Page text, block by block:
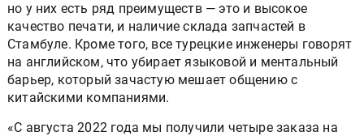
но у них есть ряд преимуществ — это и высокое
качество печати, и наличие склада запчастей в
Стамбуле. Кроме того, все турецкие инженеры говорят
на английском, что убирает языковой и ментальный
барьер, который зачастую мешает общению с
китайскими компаниями.
«С августа 2022 года мы получили четыре заказа на